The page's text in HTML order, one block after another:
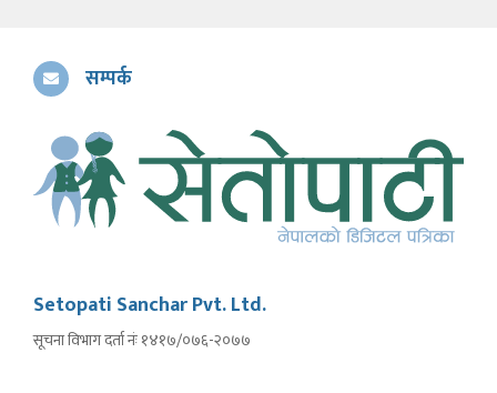
सम्पर्क
Setopati Sanchar Pvt. Ltd.
सूचना विभाग दर्ता नंः १४१७/०७६-२०७७